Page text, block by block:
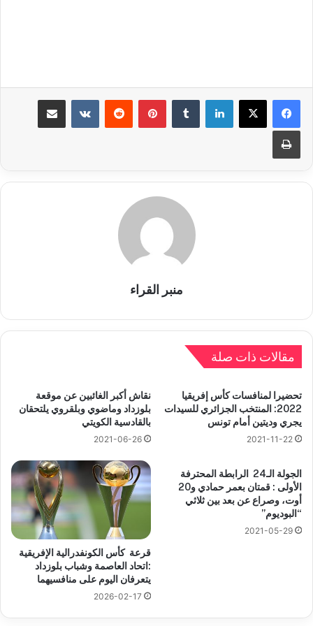
لينكدإن بينتيريست
طباعة
منبر القراء
مقالات ذات صلة
تحضيرا لمنافسات كأس إفريقيا
2022: المنتخب الجزائري للسيدات
يجري وديتين أمام تونس
2021-11-22
نقاش أكبر الغائبين عن موقعة
بلوزداد وماضوي وبلقروي يلتحقان
بالقادسية الكويتي
2021-06-26
الجولة الـ24 الرابطة المحترفة
الأولى : قمتان بعمر حمادي و20
أوت، وصراع عن بعد بين ثلاثي
“البوديوم”
2021-05-29
قرعة كأس الكونفدرالية الإفريقية
:اتحاد العاصمة وشباب بلوزداد
يتعرفان اليوم على منافسيهما
2026-02-17